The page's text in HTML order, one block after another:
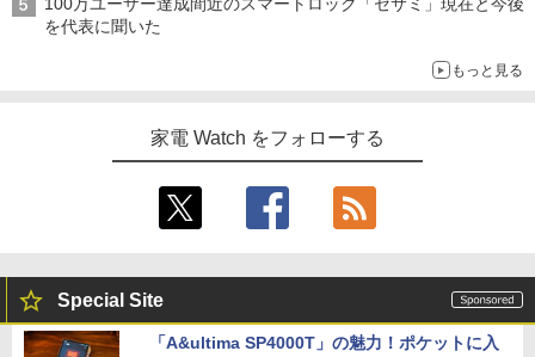
100万ユーザー達成間近のスマートロック「セサミ」現在と今後
を代表に聞いた
もっと見る
家電 Watch をフォローする
Special Site
「A&ultima SP4000T」の魅力！ポケットに入